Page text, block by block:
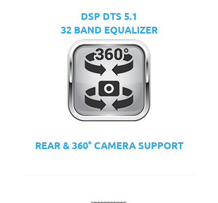
DSP DTS 5.1
32 BAND EQUALIZER
REAR & 360° CAMERA SUPPORT